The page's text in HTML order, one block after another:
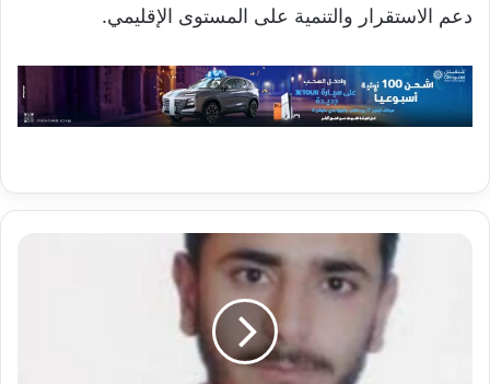
دعم الاستقرار والتنمية على المستوى الإقليمي.